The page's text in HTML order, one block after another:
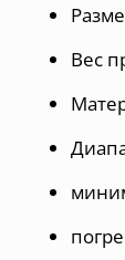
Вес